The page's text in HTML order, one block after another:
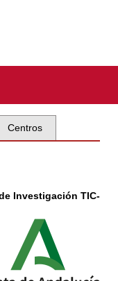
Centros
Investigación TIC-